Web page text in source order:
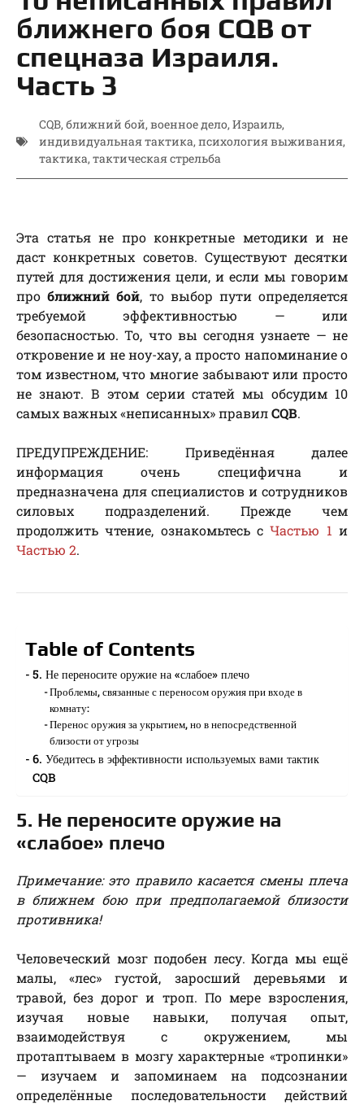
ближнего боя CQB от
спецназа Израиля.
Часть 3
CQB, ближний бой, военное дело, Израиль,
индивидуальная тактика, психология выживания,
тактика, тактическая стрельба
Эта статья не про конкретные методики и не
даст конкретных советов. Существуют десятки
путей для достижения цели, и если мы говорим
проближний бой, то выбор пути определяется
требуемой эффективностью — или
безопасностью. То, что вы сегодня узнаете — не
откровение и не ноу-хау, а просто напоминание о
том известном, что многие забывают или просто
не знают. В этом серии статей мы обсудим 10
самых важных «неписанных» правилCQB.
ПРЕДУПРЕЖДЕНИЕ: Приведённая далее
информация очень специфична и
предназначена для специалистов и сотрудников
силовых подразделений. Прежде чем
продолжить чтение, ознакомьтесь сЧастью 1 и
Частью 2.
Table of Contents
5. Не переносите оружие на «слабое» плечо
Проблемы, связанные с переносом оружия при входе в
комнату:
Перенос оружия за укрытием, но в непосредственной
близости от угрозы
6. Убедитесь в эффективности используемых вами тактик
CQB
5. Не переносите оружие на
«слабое» плечо
Примечание: это правило касается смены плеча
в ближнем бою при предполагаемой близости
противника!
Человеческий мозг подобен лесу. Когда мы ещё
малы, «лес» густой, заросший деревьями и
травой, без дорог и троп. По мере взросления,
изучая новые навыки, получая опыт,
взаимодействуя с окружением, мы
протаптываем в мозгу характерные «тропинки»
— изучаем и запоминаем на подсознании
определённые последовательности действий